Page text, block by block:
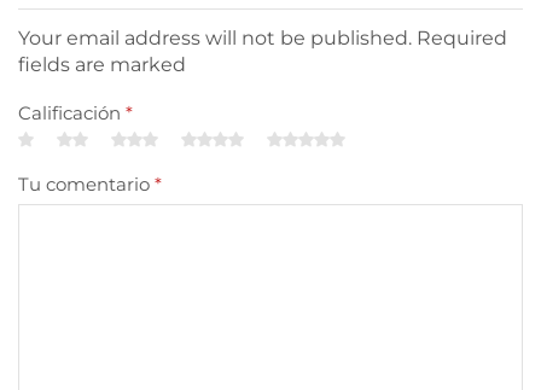
Your email address will not be published. Required
fields are marked
Calificación *
Tu comentario *